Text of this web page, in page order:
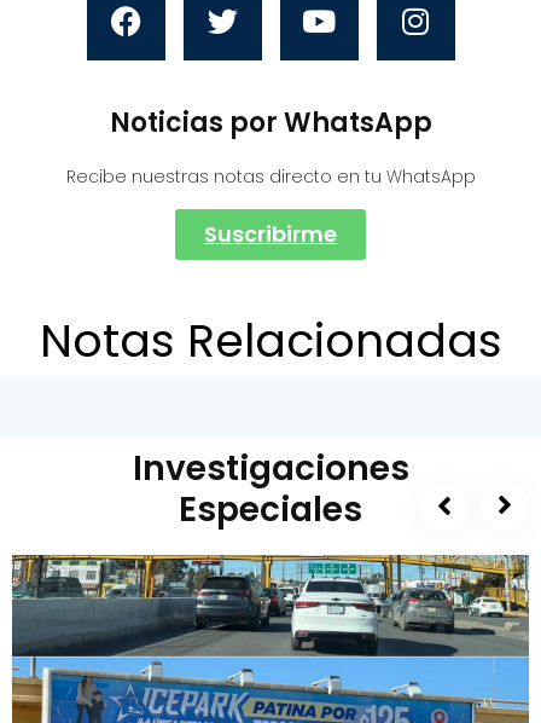
Noticias por WhatsApp
Recibe nuestras notas directo en tu WhatsApp
Suscribirme
Notas Relacionadas
Investigaciones
Especiales